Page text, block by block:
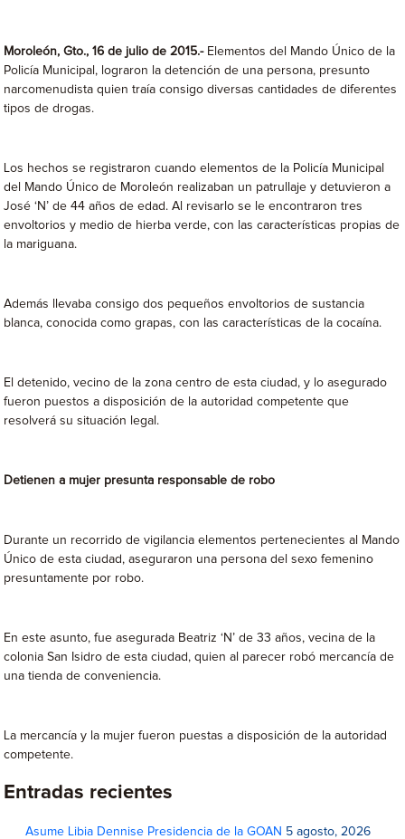
Moroleón, Gto., 16 de julio de 2015.- Elementos del Mando Único de la
Policía Municipal, lograron la detención de una persona, presunto
narcomenudista quien traía consigo diversas cantidades de diferentes
tipos de drogas.
Los hechos se registraron cuando elementos de la Policía Municipal
del Mando Único de Moroleón realizaban un patrullaje y detuvieron a
José ‘N’ de 44 años de edad. Al revisarlo se le encontraron tres
envoltorios y medio de hierba verde, con las características propias de
la mariguana.
Además llevaba consigo dos pequeños envoltorios de sustancia
blanca, conocida como grapas, con las características de la cocaína.
El detenido, vecino de la zona centro de esta ciudad, y lo asegurado
fueron puestos a disposición de la autoridad competente que
resolverá su situación legal.
Detienen a mujer presunta responsable de robo
Durante un recorrido de vigilancia elementos pertenecientes al Mando
Único de esta ciudad, aseguraron una persona del sexo femenino
presuntamente por robo.
En este asunto, fue asegurada Beatriz ‘N’ de 33 años, vecina de la
colonia San Isidro de esta ciudad, quien al parecer robó mercancía de
una tienda de conveniencia.
La mercancía y la mujer fueron puestas a disposición de la autoridad
competente.
Entradas recientes
Asume Libia Dennise Presidencia de la GOAN 5 agosto, 2026